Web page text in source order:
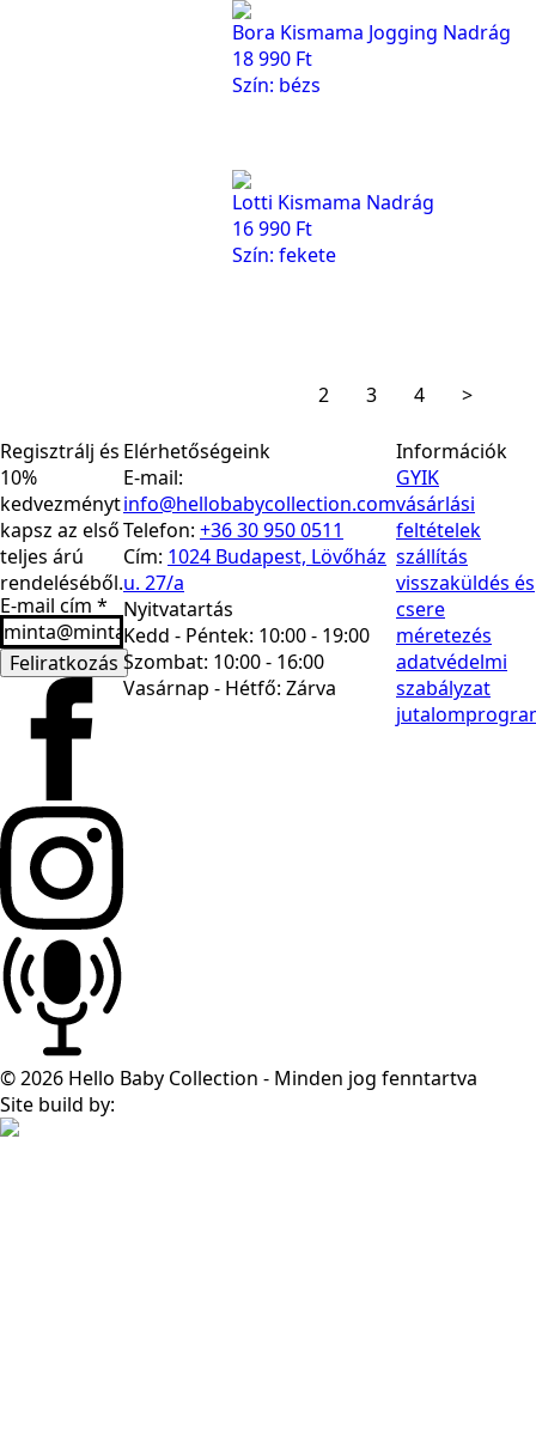
Bora Kismama Jogging Nadrág
18 990 Ft
Szín: bézs
Lotti Kismama Nadrág
16 990 Ft
Szín: fekete
2 3 4 >
Regisztrálj és
10%
kedvezményt
kapsz az első
teljes árú
rendeléséből.
E-mail cím *
Feliratkozás
Elérhetőségeink
E-mail:
info@hellobabycollection.com
Telefon: +36 30 950 0511
Cím: 1024 Budapest, Lövőház
u. 27/a
Nyitvatartás
Kedd - Péntek: 10:00 - 19:00
Szombat: 10:00 - 16:00
Vasárnap - Hétfő: Zárva
Információk
GYIK
vásárlási
feltételek
szállítás
visszaküldés és
csere
méretezés
adatvédelmi
szabályzat
© 2026 Hello Baby Collection - Minden jog fenntartva
Site build by: